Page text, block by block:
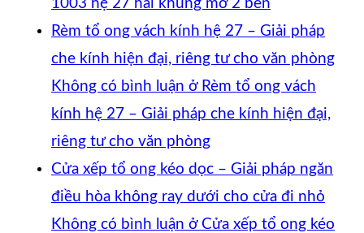
1003 hệ 27 hai khung mở 2 bên
Rèm tổ ong vách kính hệ 27 – Giải pháp
che kính hiện đại, riêng tư cho văn phòng
Không có bình luận ở Rèm tổ ong vách
kính hệ 27 – Giải pháp che kính hiện đại,
riêng tư cho văn phòng
Cửa xếp tổ ong kéo dọc – Giải pháp ngăn
điều hòa không ray dưới cho cửa đi nhỏ
Không có bình luận ở Cửa xếp tổ ong kéo